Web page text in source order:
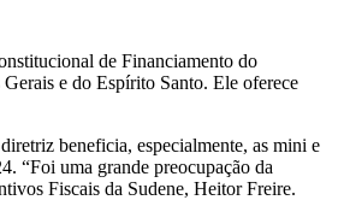
de Financiamento do
e do Espírito Santo. Ele oferece
beneficia, especialmente, as mini e
“Foi uma grande preocupação da
Fiscais da Sudene, Heitor Freire.